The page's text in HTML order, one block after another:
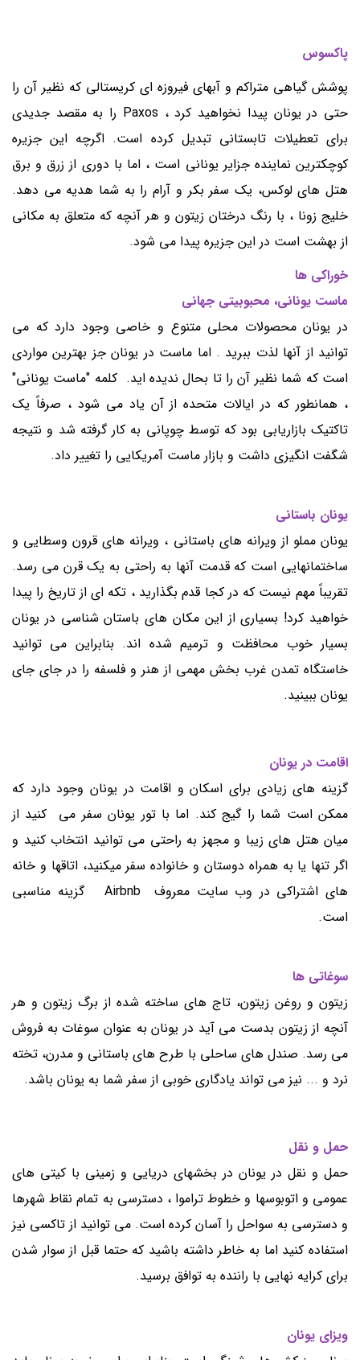
پاکسوس
پوشش گیاهی متراکم و آبهای فیروزه ای کریستالی که نظیر آن را
حتی در یونان پیدا نخواهید کرد ، Paxos را به مقصد جدیدی
برای تعطیلات تابستانی تبدیل کرده است. اگرچه این جزیره
کوچکترین نماینده جزایر یونانی است ، اما با دوری از زرق و برق
هتل های لوکس، یک سفر بکر و آرام را به شما هدیه می دهد.
خلیج زونا ، با رنگ درختان زیتون و هر آنچه که متعلق به مکانی
از بهشت است در این جزیره پیدا می شود.
خوراکی ها
ماست یونانی، محبوبیتی جهانی
در یونان محصولات محلی متنوع و خاصی وجود دارد که می
توانید از آنها لذت ببرید . اما ماست در یونان جز بهترین مواردی
است که شما نظیر آن را تا بحال ندیده اید. کلمه "ماست یونانی"
، همانطور که در ایالات متحده از آن یاد می شود ، صرفاً یک
تاکتیک بازاریابی بود که توسط چوپانی به کار گرفته شد و نتیجه
شگفت انگیزی داشت و بازار ماست آمریکایی را تغییر داد.
یونان باستانی
یونان مملو از ویرانه های باستانی ، ویرانه های قرون وسطایی و
ساختمانهایی است که قدمت آنها به راحتی به یک قرن می رسد.
تقریباً مهم نیست که در کجا قدم بگذارید ، تکه ای از تاریخ را پیدا
خواهید کرد! بسیاری از این مکان های باستان شناسی در یونان
بسیار خوب محافظت و ترمیم شده اند. بنابراین می توانید
خاستگاه تمدن غرب بخش مهمی از هنر و فلسفه را در جای جای
یونان ببینید.
اقامت در یونان
گزینه های زیادی برای اسکان و اقامت در یونان وجود دارد که
ممکن است شما را گیج کند. اما با تور یونان سفر می کنید از
میان هتل های زیبا و مجهز به راحتی می توانید انتخاب کنید و
اگر تنها یا به همراه دوستان و خانواده سفر میکنید، اتاقها و خانه
های اشتراکی در وب سایت معروف Airbnb گزینه مناسبی
است.
سوغاتی ها
زیتون و روغن زیتون، تاج های ساخته شده از برگ زیتون و هر
آنچه از زیتون بدست می آید در یونان به عنوان سوغات به فروش
می رسد. صندل های ساحلی با طرح های باستانی و مدرن، تخته
نرد و ... نیز می تواند یادگاری خوبی از سفر شما به یونان باشد.
حمل و نقل
حمل و نقل در یونان در بخشهای دریایی و زمینی با کیتی های
عمومی و اتوبوسها و خطوط تراموا ، دسترسی به تمام نقاط شهرها
و دسترسی به سواحل را آسان کرده است. می توانید از تاکسی نیز
استفاده کنید اما به خاطر داشته باشید که حتما قبل از سوار شدن
برای کرایه نهایی با راننده به توافق برسید.
ویزای یونان